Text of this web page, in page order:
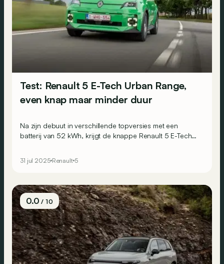
Test: Renault 5 E-Tech Urban Range,
even knap maar minder duur
Na zijn debuut in verschillende topversies met een
batterij van 52 kWh, krijgt de knappe Renault 5 E-Tech
25.000 euro. Maar doet dit afbreuk aan zijn
31 jul 2025 Renault 5
0.0/ 10